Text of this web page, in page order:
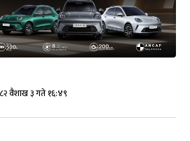
वैशाख ३ गते १६:४९